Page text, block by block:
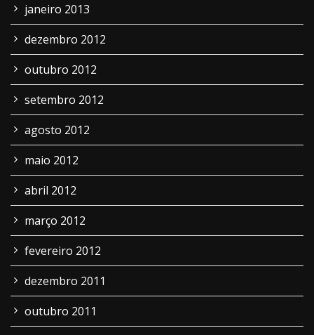
janeiro 2013
dezembro 2012
outubro 2012
setembro 2012
agosto 2012
maio 2012
abril 2012
março 2012
fevereiro 2012
dezembro 2011
outubro 2011